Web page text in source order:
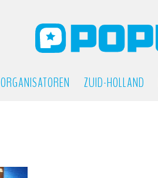
ORGANISATOREN ZUID-HOLLAND